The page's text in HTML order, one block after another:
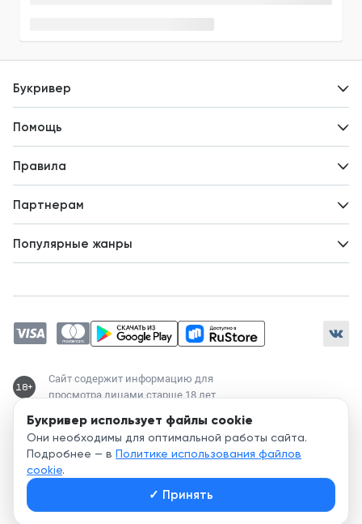
Букривер использует файлы cookie
Они необходимы для оптимальной работы сайта.
Подробнее — в Политике использования файлов
cookie.
✓ Принять
Букривер
Новости
Помощь
Правила
Партнерам
Популярные жанры
Магические академии
Современный любовный роман
Любовное фэнтези
18+
Сайт содержит информацию для
просмотра лицами старше 18 лет
Служба поддержки:
support@bookriver.ru
2020-
© Bookriver — литературно-издательская площадка,
объединяющая читателей и авторов.